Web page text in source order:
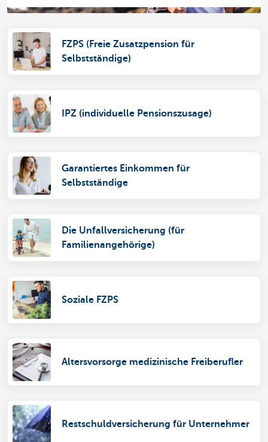
FZPS (Freie Zusatzpension für
Selbstständige)
IPZ (individuelle Pensionszusage)
Garantiertes Einkommen für
Selbstständige
Die Unfallversicherung (für
Familienangehörige)
Soziale FZPS
Altersvorsorge medizinische Freiberufler
Restschuldversicherung für Unternehmer